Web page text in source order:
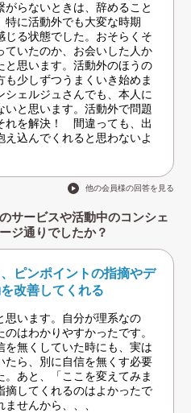
らないときは、辞めること
特に活動外でも大変な時期
じる状態でした。おそらくそ
ていたのか、お会いした人か
と思います。活動外のほうの
少しずつうまくいき始めま
シェルジュさんでも、本人に
いと思います。活動外で問題
れを解決！ 間違っても、出
込んでくれると思わないよ
他の会員様の回答を見る
サービスや活動中のコンシェ
ジ通りでしたか？
ピンポイントの指摘やデ
改善してくれる
思います。自分が理系なの
はわかりやすかったです。
無くしていた時にも、実は
たら、別に自信を無くす必要
あと、「ここを変えてみま
摘してくれるのはよかったで
せんから、、、